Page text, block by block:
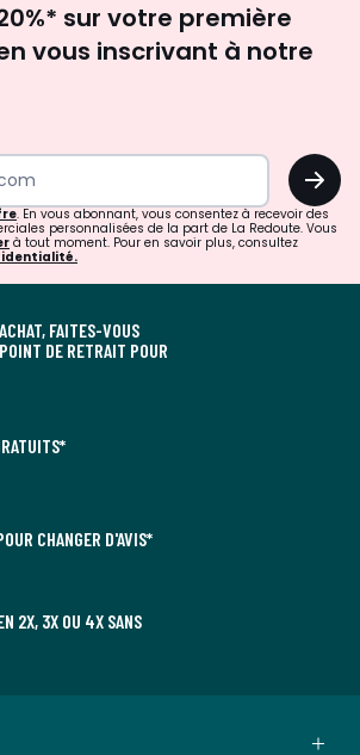
newsletter
sur votre première
vous inscrivant à notre
OK
. En vous abonnant, vous consentez à recevoir des
personnalisées de la part de La Redoute. Vous
à tout moment. Pour en savoir plus, consultez
FAITES-VOUS
DE RETRAIT POUR
CHANGER D'AVIS*
2X, 3X OU 4X SANS